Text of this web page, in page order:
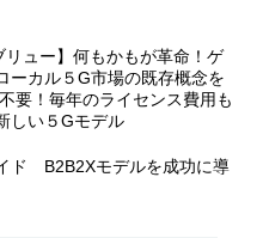
リュー】何もかもが革命！ゲ
ーカル５G市場の既存概念を
要！毎年のライセンス費用も
しい５Gモデル
ド B2B2Xモデルを成功に導